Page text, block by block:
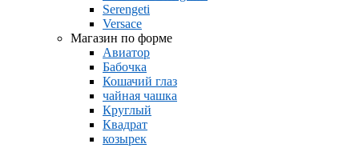
Serengeti
Versace
Магазин по форме
Авиатор
Бабочка
Кошачий глаз
чайная чашка
Круглый
Квадрат
козырек